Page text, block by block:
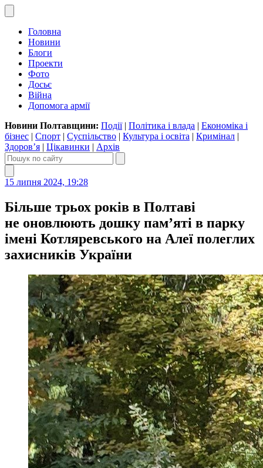
Головна
Новини
Блоги
Проекти
Фото
Досьє
Війна
Допомога армії
Новини Полтавщини: Події| Політика і влада | Економіка і
бізнес | Спорт | Суспільство | Культура і освіта | Кримінал |
Здоров’я | Цікавинки | Архів
15 липня 2024, 19:28
Більше трьох років в Полтаві
не оновлюють дошку пам’яті в парку
імені Котляревського на Алеї полеглих
захисників України